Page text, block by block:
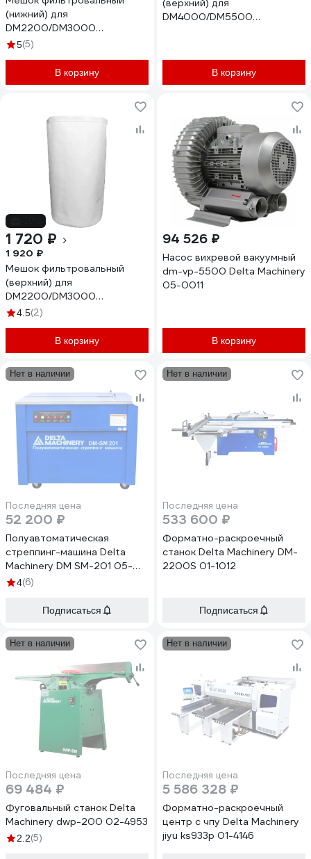
(нижний) для
DM2200/DM3000
(MF9022/MF9030, d=470 мм,
5(5)
В корзину
(верхний) для
DM4000/DM5500
05-4715
В корзину
1 720 ₽
1 920 ₽
Мешок фильтровальный
(верхний) для
DM2200/DM3000
(MF9022/MF9030, d=470 мм,
4.5(2)
В корзину
94 526 ₽
Насос вихревой вакуумный
dm-vp-5500 Delta Machinery
05-0011
В корзину
Нет в наличии
Последняя цена
52 200 ₽
Полуавтоматическая
стреппинг-машина Delta
Machinery DM SM-201 05-
4501
4(6)
Подписаться
Нет в наличии
Последняя цена
533 600 ₽
Форматно-раскроечный
станок Delta Machinery DM-
2200S 01-1012
Подписаться
Нет в наличии
Последняя цена
69 484 ₽
Фуговальный станок Delta
Machinery dwp-200 02-4953
2.2(5)
Нет в наличии
Последняя цена
5 586 328 ₽
Форматно-раскроечный
центр с чпу Delta Machinery
jiyu ks933p 01-4146